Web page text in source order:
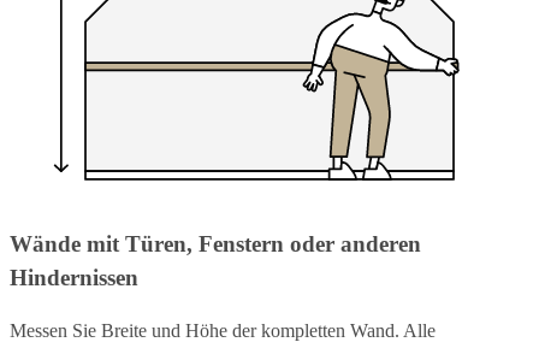
Wände mit Türen, Fenstern oder anderen
Hindernissen
Messen Sie Breite und Höhe der kompletten Wand. Alle